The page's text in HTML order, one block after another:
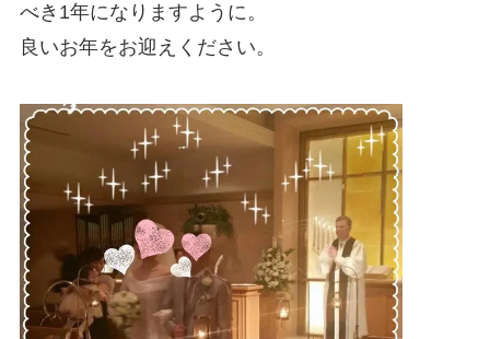
べき1年になりますように。
良いお年をお迎えください。